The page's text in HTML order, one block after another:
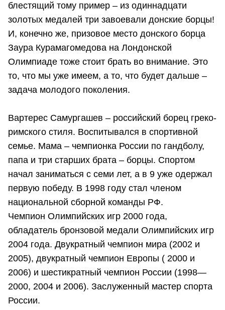
блестящий тому пример – из одиннадцати
золотых медалей три завоевали донские борцы!
И, конечно же, призовое место донского борца
Заура Курамагомедова на Лондонской
Олимпиаде тоже стоит брать во внимание. Это
то, что мы уже имеем, а то, что будет дальше –
задача молодого поколения.
Вартерес Самургашев – российский борец греко-
римского стиля. Воспитывался в спортивной
семье. Мама – чемпионка России по гандболу,
папа и три старших брата – борцы. Спортом
начал заниматься с семи лет, а в 9 уже одержал
первую победу. В 1998 году стал членом
национальной сборной команды РФ.
Чемпион Олимпийских игр 2000 года,
обладатель бронзовой медали Олимпийских игр
2004 года. Двукратный чемпион мира (2002 и
2005), двукратный чемпион Европы ( 2000 и
2006) и шестикратный чемпион России (1998—
2000, 2004 и 2006). Заслуженный мастер спорта
России.